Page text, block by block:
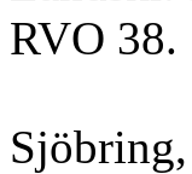
RVO 38.